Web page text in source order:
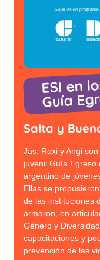
ESI en
Guía
Salta y
Jas, Roxi y Angi
juvenil Guía
argentino de
Ellas se
de las instituciones
armaron, en
Género y
capacitaciones y
prevención de las